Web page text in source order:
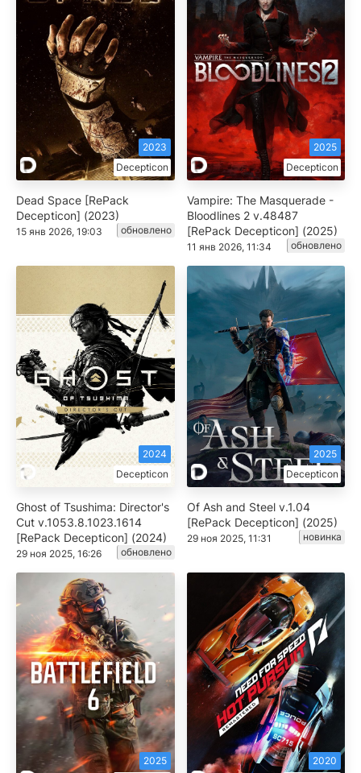
Decepticon
2023
Dead Space [RePack
Decepticon] (2023)
15 янв 2026, 19:03 обновлено
Decepticon
2025
Vampire: The Masquerade -
Bloodlines 2 v.48487
[RePack Decepticon] (2025)
11 янв 2026, 11:34 обновлено
Decepticon
2024
Ghost of Tsushima: Director's
Cut v.1053.8.1023.1614
[RePack Decepticon] (2024)
29 ноя 2025, 16:26 обновлено
Decepticon
2025
Of Ash and Steel v.1.04
[RePack Decepticon] (2025)
29 ноя 2025, 11:31 новинка
2025 2020